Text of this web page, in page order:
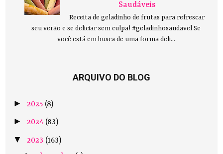
Saudáveis
Receita de geladinho de frutas para refrescar
seu verão e se deliciar sem culpa! #geladinhosaudavel Se
você está em busca de uma forma deli...
ARQUIVO DO BLOG
► 2025 (8)
►2024 (83)
▼ 2023 (163)